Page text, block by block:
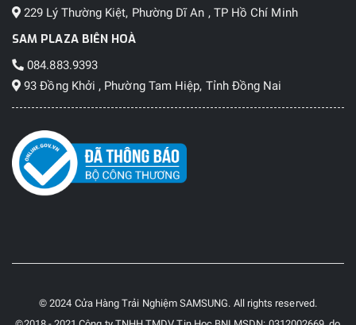
229 Lý Thường Kiệt, Phường Dĩ An , TP Hồ Chí Minh
SAM PLAZA BIÊN HOÀ
084.883.9393
93 Đồng Khởi , Phường Tam Hiệp, Tỉnh Đồng Nai
© 2024 Cửa Hàng Trải Nghiệm SAMSUNG. All rights reserved.